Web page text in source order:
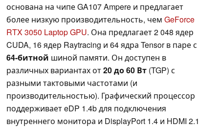
основана на чипе GA107 Ampere и предлагает
более низкую производительность, чем GeForce
RTX 3050 Laptop GPU. Она предлагает 2 048 ядер
CUDA, 16 ядер Raytracing и 64 ядра Tensor в паре с
64-битной шиной памяти. Он доступен в
различных вариантах от20 до 60 Вт (TGP) с
разными тактовыми частотами (и
производительностью). Графический процессор
поддерживает eDP 1.4b для подключения
внутреннего монитора и DisplayPort 1.4 и HDMI 2.1